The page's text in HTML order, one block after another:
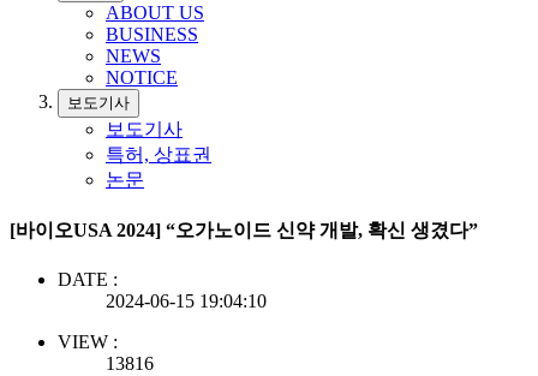
ABOUT US
BUSINESS
NEWS
NOTICE
보도기사
보도기사
특허, 상표권
논문
[바이오USA 2024] “오가노이드 신약 개발, 확신 생겼다”
DATE :
2024-06-15 19:04:10
VIEW :
13816